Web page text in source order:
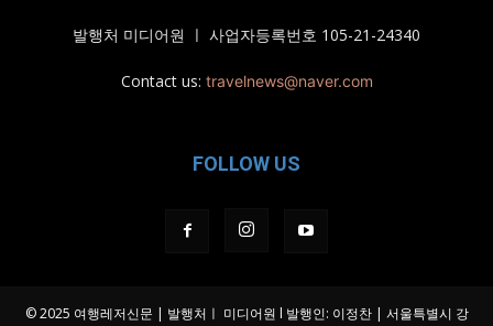
발행처 미디어원 ㅣ 사업자등록번호 105-21-24340
Contact us: travelnews@naver.com
FOLLOW US
© 2025 여행레저신문 | 발행처ㅣ 미디어원 l 발행인: 이정찬 | 서울특별시 강